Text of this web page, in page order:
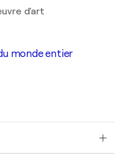
d'art
monde entier